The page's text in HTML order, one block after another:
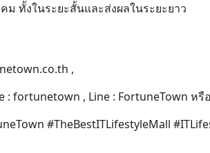
ทั้งในระยะสั้นและส่งผลในระยะยาว
,
fortunetown , Line : FortuneTown ห
#TheBestITLifestyleMall